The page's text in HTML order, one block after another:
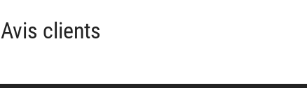
Avis clients